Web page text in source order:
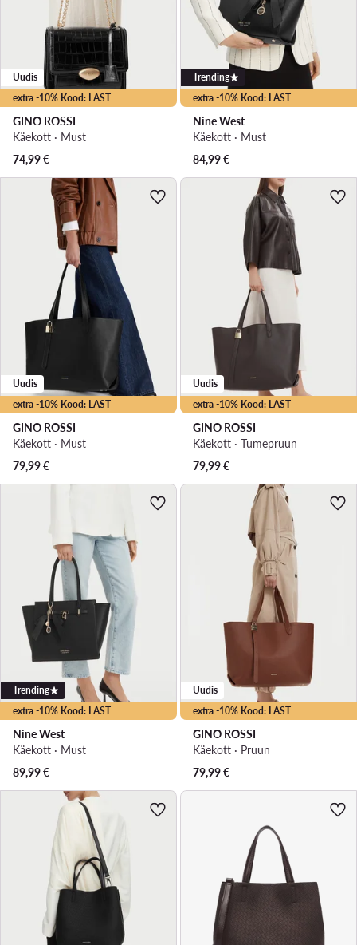
extra -10% Kood: LAST
Uudis
GINO ROSSI
Käekott · Must
74,99€
extra -10% Kood: LAST
Trending
Nine West
Käekott · Must
84,99€
extra -10% Kood: LAST
Uudis
GINO ROSSI
Käekott · Must
79,99€
extra -10% Kood: LAST
Uudis
GINO ROSSI
Käekott · Tumepruun
79,99€
extra -10% Kood: LAST
Trending
Nine West
Käekott · Must
89,99€
extra -10% Kood: LAST
Uudis
GINO ROSSI
Käekott · Pruun
79,99€